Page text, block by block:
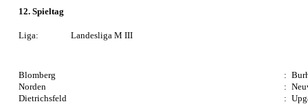
12. Spieltag
Liga: Landesliga M III
Blomberg :
Norden
:
Dietrichsfeld
: